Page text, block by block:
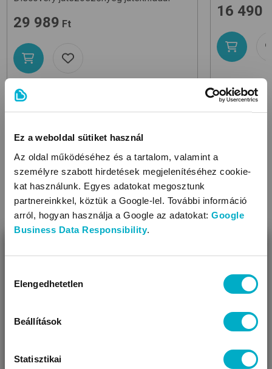
Ez a weboldal sütiket használ
Az oldal működéséhez és a tartalom, valamint a
személyre szabott hirdetések megjelenítéséhez cookie-
kat használunk. Egyes adatokat megosztunk
partnereinkkel, köztük a Google-lel. További információ
arról, hogyan használja a Google az adatokat: Google
Business Data Responsibility.
kiválasztása
Elengedhetetlen
Beállítások
Statisztikai
29 989 Ft
16 490
KAPCSOLÓDÓ KATEGÓRIÁK
Úgy látjuk, most jársz nálunk először!